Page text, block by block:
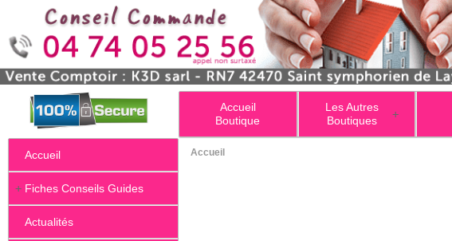
Accueil
Boutique
+
Les Autres
Boutiques
Accueil
+ Fiches Conseils Guides
Actualités
Accueil